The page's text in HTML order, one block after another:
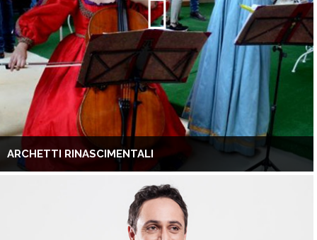
ARCHETTI RINASCIMENTALI